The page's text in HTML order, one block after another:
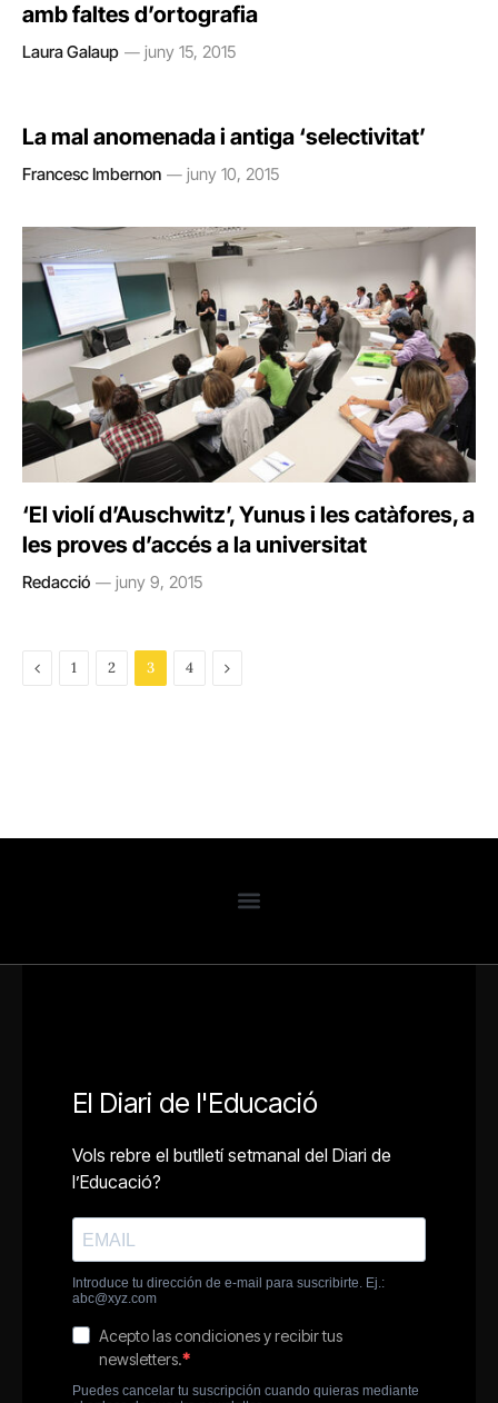
amb faltes d’ortografia
Laura Galaup juny 15, 2015
La mal anomenada i antiga ‘selectivitat’
Francesc Imbernon juny 10, 2015
‘El violí d’Auschwitz’, Yunus i les catàfores, a
les proves d’accés a la universitat
Redacció juny 9, 2015
Previous
1 2 3 4 Next